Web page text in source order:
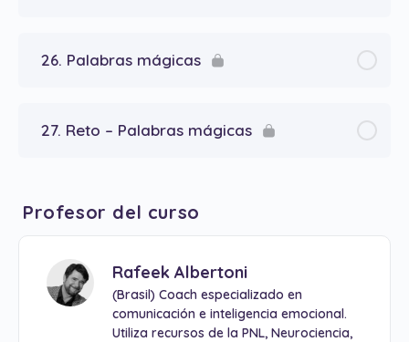
26. Palabras mágicas
27. Reto – Palabras mágicas
Profesor del curso
Rafeek Albertoni
(Brasil) Coach especializado en
comunicación e inteligencia emocional.
Utiliza recursos de la PNL, Neurociencia,